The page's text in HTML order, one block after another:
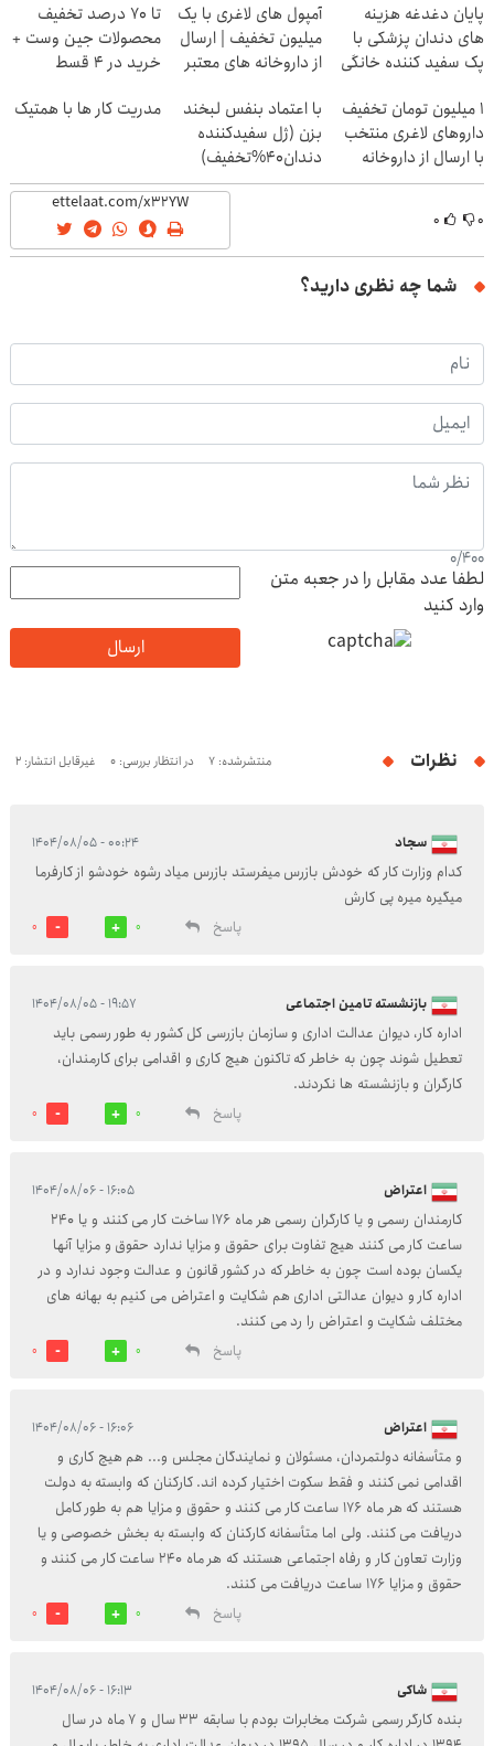
پایان دغدغه هزینه
های دندان پزشکی با
پک سفید کننده خانگی
آمپول های لاغری با یک
میلیون تخفیف | ارسال
از داروخانه های معتبر
تا 70 درصد تخفیف
محصولات جین وست +
خرید در 4 قسط
۱ میلیون تومان تخفیف
داروهای لاغری منتخب
با ارسال از داروخانه
نزدیکت
با اعتماد بنفس لبخند
بزن (ژل سفیدکننده
دندان40%تخفیف)
مدریت کار ها با همتیک
۰ ۰
شما چه نظری دارید؟
0/400
لطفا عدد مقابل را در جعبه متن
وارد کنید
ارسال
نظرات منتشرشده: 7 در انتظار بررسی: 0 غیرقابل انتشار: 2
سجاد ۰۰:۲۴ - ۱۴۰۴/۰۸/۰۵
کدام وزارت کار که خودش بازرس میفرستد بازرس میاد رشوه خودشو از کارفرما
میگیره میره پی کارش
پاسخ
0
0
بازنشسته تامین اجتماعی ۱۹:۵۷ - ۱۴۰۴/۰۸/۰۵
اداره کار، دیوان عدالت اداری و سازمان بازرسی کل کشور به طور رسمی باید
تعطیل شوند چون به خاطر که تاکنون هیچ کاری و اقدامی برای کارمندان،
کارگران و بازنشسته ها نکردند.
پاسخ
0
0
اعتراض ۱۶:۰۵ - ۱۴۰۴/۰۸/۰۶
کارمندان رسمی و یا کارگران رسمی هر ماه 176 ساخت کار می کنند و یا 240
ساعت کار می کنند هیچ تفاوت برای حقوق و مزایا ندارد حقوق و مزایا آنها
یکسان بوده است چون به خاطر که در کشور قانون و عدالت وجود ندارد و در
اداره کار و دیوان عدالتی اداری هم شکایت و اعتراض می کنیم به بهانه های
مختلف شکایت و اعتراض را رد می کنند.
پاسخ
0
0
اعتراض ۱۶:۰۶ - ۱۴۰۴/۰۸/۰۶
و متأسفانه دولتمردان، مسئولان و نمایندگان مجلس و... هم هیچ کاری و
اقدامی نمی کنند و فقط سکوت اختیار کرده اند. کارکنان که وابسته به دولت
هستند که هر ماه 176 ساعت کار می کنند و حقوق و مزایا هم به طور کامل
دریافت می کنند. ولی اما متأسفانه کارکنان که وابسته به بخش خصوصی و یا
وزارت تعاون کار و رفاه اجتماعی هستند که هر ماه 240 ساعت کار می کنند و
حقوق و مزایا 176 ساعت دریافت می کنند.
پاسخ
0
0
شاکی ۱۶:۱۳ - ۱۴۰۴/۰۸/۰۶
بنده کارگر رسمی شرکت مخابرات بودم با سابقه 33 سال و 7 ماه در سال